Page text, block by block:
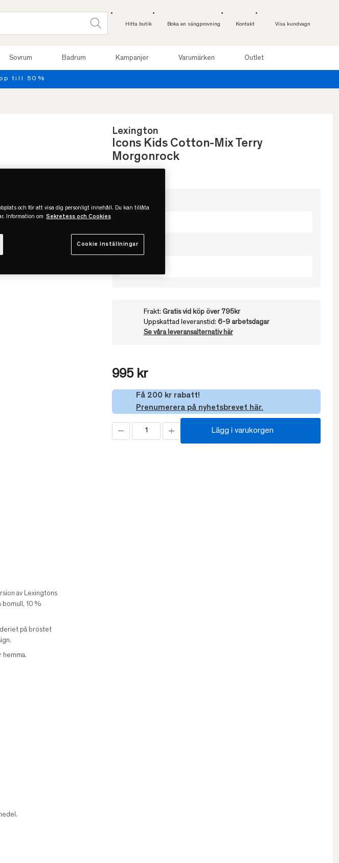
Hitta butik Boka en sängprovning Kontakt Visa kundvagn
Sovrum Badrum Kampanjer Varumärken Outlet
till 50%
Lexington
Icons Kids Cotton-Mix Terry
Morgonrock
Välj färg
Frakt: Gratis vid köp över 795kr
Uppskattad leveranstid: 6-9 arbetsdagar
Se våra leveransalternativ här
995 kr
Få 200 kr rabatt!
Prenumerera på nyhetsbrevet här.
Lägg i varukorgen
av Lexingtons
bomull, 10 %
på bröstet
och för att visa dig personligt innehåll. Du kan tillåta
Information om Sekretess och Cookies
Cookie inställningar